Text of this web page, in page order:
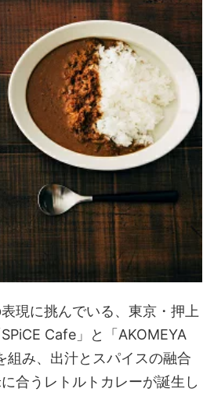
現に挑んでいる、東京・押上
Cafe」と「AKOMEYA
組み、出汁とスパイスの融合
合うレトルトカレーが誕生し